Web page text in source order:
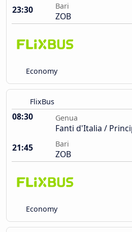
23:30
Bari
ZOB
Economy
FlixBus
08:30 Genua
Fanti d'Italia /
21:45
Bari
ZOB
Economy